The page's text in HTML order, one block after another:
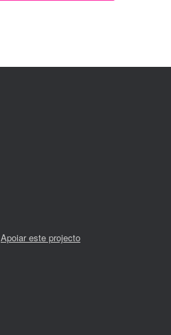
Apoiar este projecto